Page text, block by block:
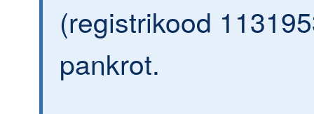
(registrikood
pankrot.